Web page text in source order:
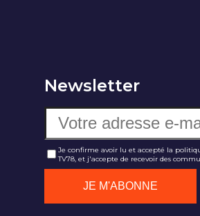
Newsletter
Je confirme avoir lu et accepté la
TV78, et j'accepte de recevoir des